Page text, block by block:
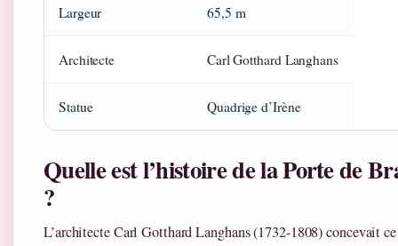
Largeur 65,5 m
Architecte Carl Gotthard Langhans
Statue Quadrige d’Irène
Quelle est l’histoire de la Porte de
?
L’architecte Carl Gotthard Langhans (1732-1808) concevait